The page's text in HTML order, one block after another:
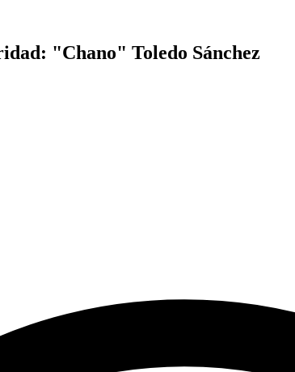
"Chano" Toledo Sánchez